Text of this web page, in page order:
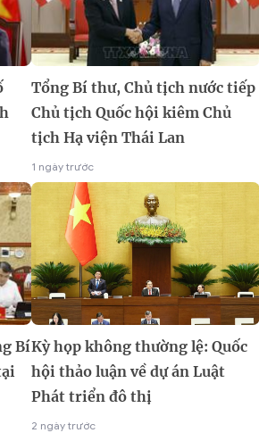
Tổng Bí thư, Chủ tịch nước tiếp
Chủ tịch Quốc hội kiêm Chủ
tịch Hạ viện Thái Lan
1 ngày trước
BíKỳ họp không thường lệ: Quốc
hội thảo luận về dự án Luật
Phát triển đô thị
2 ngày trước